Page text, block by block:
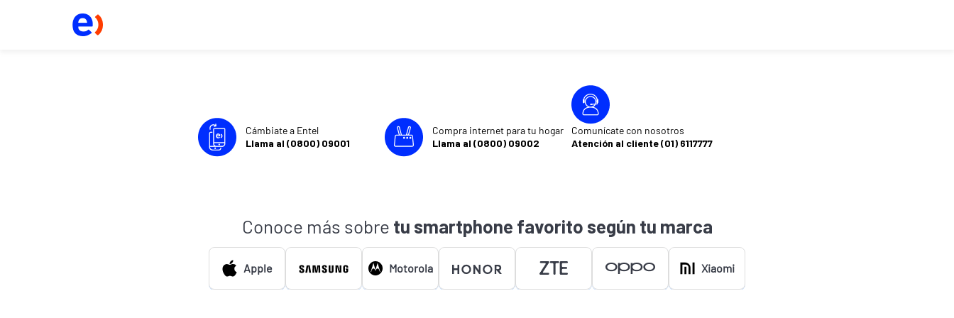
Cámbiate a Entel
Llama al (0800) 09001
Compra internet para tu hogar
Llama al (0800) 09002
Comunícate con nosotros
Atención al cliente (01) 6117777
Conoce más sobre tu smartphone favorito según tu marca
Apple Motorola Xiaomi